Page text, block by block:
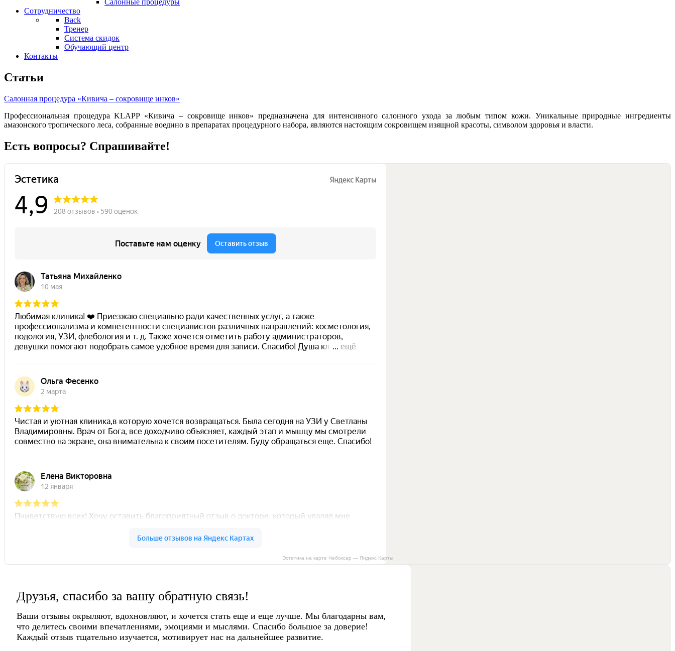
Салонные процедуры
Сотрудничество
Back
Тренер
Система скидок
Обучающий центр
Контакты
Статьи
Салонная процедура «Кивича – сокровище инков»
Профессиональная процедура KLAPP «Кивича – сокровище инков» предназначена для интенсивного салонного ухода за любым типом кожи. Уникальные природные ингредиенты
амазонского тропического леса, собранные воедино в препаратах процедурного набора, являются настоящим сокровищем изящной красоты, символом здоровья и власти.
Есть вопросы? Спрашивайте!
Эстетика на карте Чебоксар — Яндекс Карты
Друзья, спасибо за вашу обратную связь!
Ваши отзывы окрыляют, вдохновляют, и хочется стать еще и еще лучше. Мы благодарны вам,
что делитесь своими впечатлениями, эмоциями и мыслями. Спасибо большое за доверие!
Каждый отзыв тщательно изучается, мотивирует нас на дальнейшее развитие.